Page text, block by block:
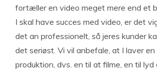
fortæller en video meget mere end et
I skal have succes med video, er det
det an professionelt, så jeres kunder
det seriøst. Vi vil anbefale, at I laver en
produktion, dvs. en til at filme, en til lyd